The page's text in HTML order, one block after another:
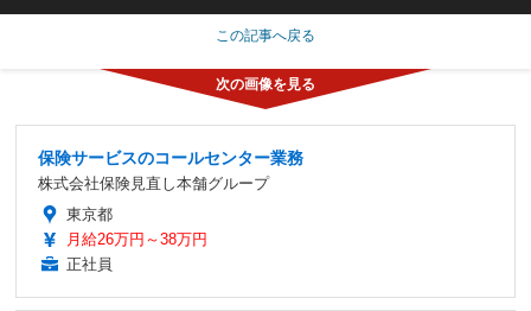
この記事へ戻る
保険サービスのコールセンター業務
株式会社保険見直し本舗グループ
東京都
月給26万円～38万円
正社員